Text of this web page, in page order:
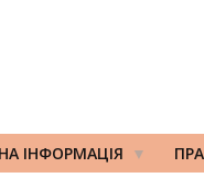
ІНФОРМАЦІЯ